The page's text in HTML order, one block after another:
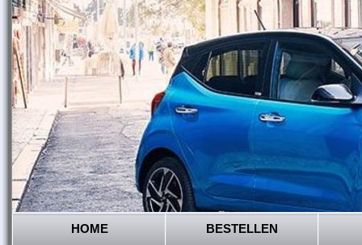
HOME BESTELLEN